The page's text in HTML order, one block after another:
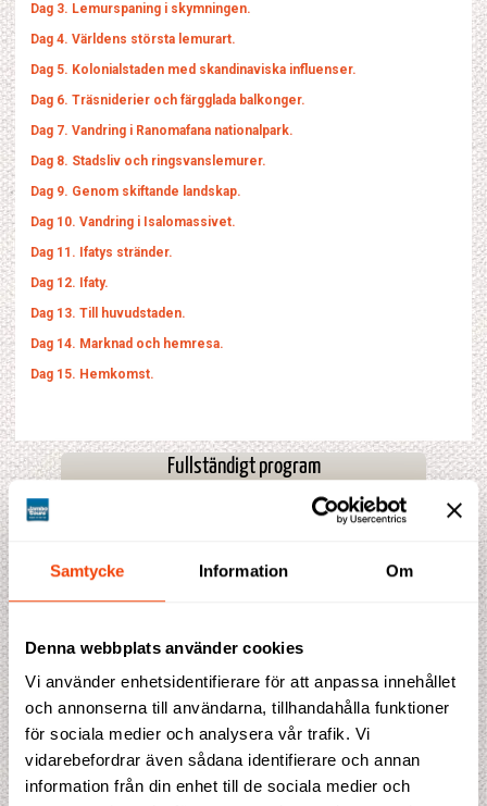
Samtycke Information Om
Denna webbplats använder cookies
Vi använder enhetsidentifierare för att anpassa innehållet
och annonserna till användarna, tillhandahålla funktioner
för sociala medier och analysera vår trafik. Vi
vidarebefordrar även sådana identifierare och annan
information från din enhet till de sociala medier och
Dag 3. Lemurspaning i skymningen.
Dag 4. Världens största lemurart.
Dag 5. Kolonialstaden med skandinaviska influenser.
Dag 6. Träsniderier och färgglada balkonger.
Dag 7. Vandring i Ranomafana nationalpark.
Dag 8. Stadsliv och ringsvanslemurer.
Dag 9. Genom skiftande landskap.
Dag 10. Vandring i Isalomassivet.
Dag 11. Ifatys stränder.
Dag 12. Ifaty.
Dag 13. Till huvudstaden.
Dag 14. Marknad och hemresa.
Dag 15. Hemkomst.
Fullständigt program
Prisförslag
Denna resa saknar för tillfället prisindikation. Fyll gärna i
bokningen ändå, så återkommer vi till dig med en offert.